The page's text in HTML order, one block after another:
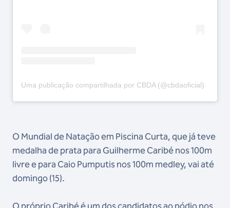
Uma publicação compartilhada por CBDA (@cbdaoficial)
O Mundial de Natação em Piscina Curta, que já teve
medalha de prata para Guilherme Caribé nos 100m
livre e para Caio Pumputis nos 100m medley, vai até
domingo (15).